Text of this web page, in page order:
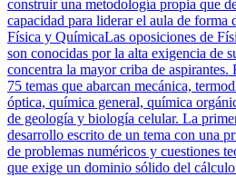
construir una metodología propia que
capacidad para liderar el aula de forma
Física y QuímicaLas oposiciones de
son conocidas por la alta exigencia de
concentra la mayor criba de
75 temas que abarcan mecánica,
óptica, química general, química
de geología y biología celular. La
desarrollo escrito de un tema con una
de problemas numéricos y cuestiones
que exige un dominio sólido del